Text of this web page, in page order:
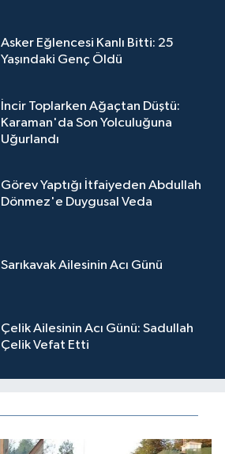
Asker Eğlencesi Kanlı Bitti: 25
Yaşındaki Genç Öldü
İncir Toplarken Ağaçtan Düştü:
Karaman'da Son Yolculuğuna
Uğurlandı
Görev Yaptığı İtfaiyeden Abdullah
Dönmez'e Duygusal Veda
Sarıkavak Ailesinin Acı Günü
Çelik Ailesinin Acı Günü: Sadullah
Çelik Vefat Etti